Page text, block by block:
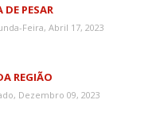
DE PESAR
Feira, Abril 17, 2023
REGIÃO
Dezembro 09, 2023